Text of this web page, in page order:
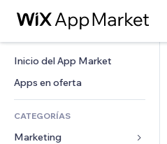
Inicio del App Market
Apps en oferta
CATEGORÍAS
Marketing